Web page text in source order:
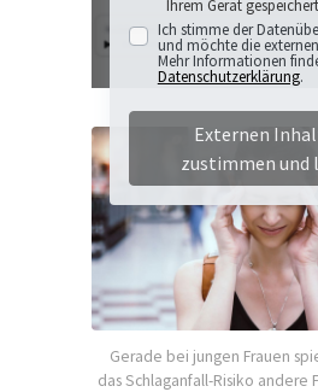
Ihrem Gerät
Ich stimme der
und möchte die
Mehr Informationen
Datenschutzerklärung.
Externen
zustimmen und
Gerade bei jungen Frauen
das Schlaganfall-Risiko andere